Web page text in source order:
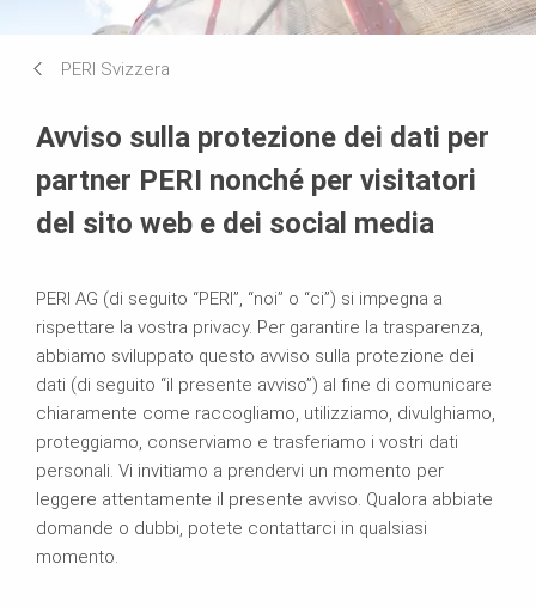
PERI Svizzera
Avviso sulla protezione dei dati per
partner PERI nonché per visitatori
del sito web e dei social media
PERI AG (di seguito “PERI”, “noi” o “ci”) si impegna a
rispettare la vostra privacy. Per garantire la trasparenza,
abbiamo sviluppato questo avviso sulla protezione dei
dati (di seguito “il presente avviso”) al fine di comunicare
chiaramente come raccogliamo, utilizziamo, divulghiamo,
proteggiamo, conserviamo e trasferiamo i vostri dati
personali. Vi invitiamo a prendervi un momento per
leggere attentamente il presente avviso. Qualora abbiate
domande o dubbi, potete contattarci in qualsiasi
momento.